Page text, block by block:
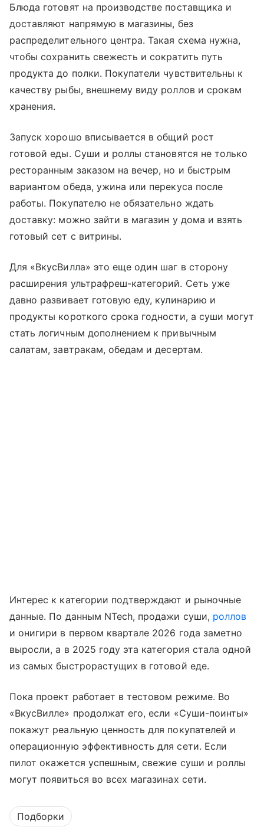
Блюда готовят на производстве поставщика и
доставляют напрямую в магазины, без
распределительного центра. Такая схема нужна,
чтобы сохранить свежесть и сократить путь
продукта до полки. Покупатели чувствительны к
качеству рыбы, внешнему виду роллов и срокам
хранения.
Запуск хорошо вписывается в общий рост
готовой еды. Суши и роллы становятся не только
ресторанным заказом на вечер, но и быстрым
вариантом обеда, ужина или перекуса после
работы. Покупателю не обязательно ждать
доставку: можно зайти в магазин у дома и взять
готовый сет с витрины.
Для «ВкусВилла» это еще один шаг в сторону
расширения ультрафреш-категорий. Сеть уже
давно развивает готовую еду, кулинарию и
продукты короткого срока годности, а суши могут
стать логичным дополнением к привычным
салатам, завтракам, обедам и десертам.
Интерес к категории подтверждают и рыночные
данные. По данным NTech, продажи суши, роллов
и онигири в первом квартале 2026 года заметно
выросли, а в 2025 году эта категория стала одной
из самых быстрорастущих в готовой еде.
Пока проект работает в тестовом режиме. Во
«ВкусВилле» продолжат его, если «Суши-поинты»
покажут реальную ценность для покупателей и
операционную эффективность для сети. Если
пилот окажется успешным, свежие суши и роллы
могут появиться во всех магазинах сети.
Подборки